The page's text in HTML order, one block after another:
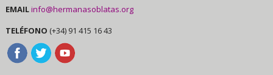
EMAILinfo@hermanasoblatas.org
TELÉFONO (+34) 91 415 16 43